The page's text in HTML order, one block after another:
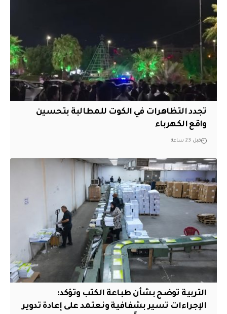
تجدد التظاهرات في الكوت للمطالبة بتحسين
واقع الكهرباء
قبل 23 ساعة
التربية توضح بشأن طباعة الكتب وتؤكد:
الإجراءات تسير بشفافية ونعتمد على إعادة تدوير